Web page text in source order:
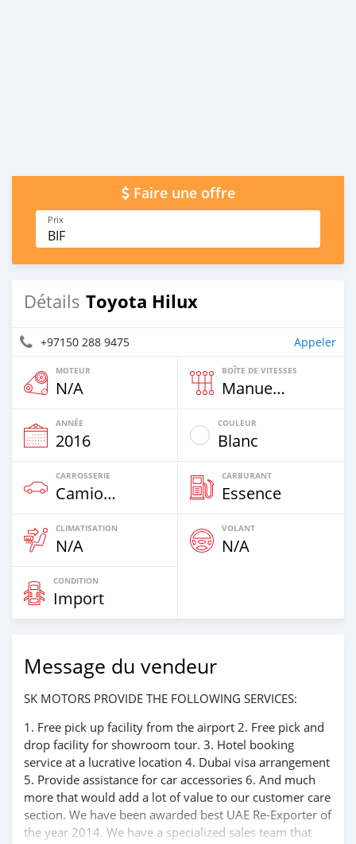
Faire une offre
Prix
BIF
Détails Toyota Hilux
+97150 288 9475 Appeler
MOTEUR
N/A
BOÎTE DE VITESSES
Manuelle
ANNÉE
2016
COULEUR
Blanc
CARROSSERIE
Camion‒Bus
CARBURANT
Essence
CLIMATISATION
N/A
VOLANT
N/A
CONDITION
Import
Message du vendeur
SK MOTORS PROVIDE THE FOLLOWING SERVICES:
1. Free pick up facility from the airport 2. Free pick and
drop facility for showroom tour. 3. Hotel booking
service at a lucrative location 4. Dubai visa arrangement
5. Provide assistance for car accessories 6. And much
more that would add a lot of value to our customer care
section. We have been awarded best UAE Re-Exporter of
the year 2014. We have a specialized sales team that